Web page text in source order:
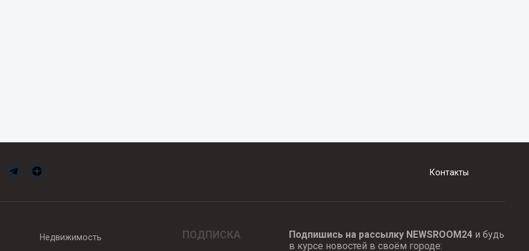
Контакты
Недвижимость ПОДПИСКА Подпишись на рассылку NEWSROOM24и будь
в курсе новостей в своём городе: